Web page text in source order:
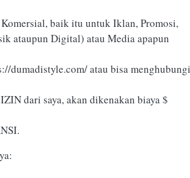
baik itu untuk Iklan, Promosi,
ataupun Digital) atau Media apapun
dumadistyle.com/ atau bisa menghubungi
dari saya, akan dikenakan biaya $